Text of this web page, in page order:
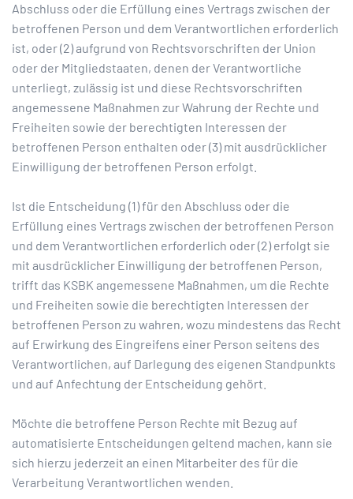
Abschluss oder die Erfüllung eines Vertrags zwischen der
betroffenen Person und dem Verantwortlichen erforderlich
ist, oder (2) aufgrund von Rechtsvorschriften der Union
oder der Mitgliedstaaten, denen der Verantwortliche
unterliegt, zulässig ist und diese Rechtsvorschriften
angemessene Maßnahmen zur Wahrung der Rechte und
Freiheiten sowie der berechtigten Interessen der
betroffenen Person enthalten oder (3) mit ausdrücklicher
Einwilligung der betroffenen Person erfolgt.
Ist die Entscheidung (1) für den Abschluss oder die
Erfüllung eines Vertrags zwischen der betroffenen Person
und dem Verantwortlichen erforderlich oder (2) erfolgt sie
mit ausdrücklicher Einwilligung der betroffenen Person,
trifft das KSBK angemessene Maßnahmen, um die Rechte
und Freiheiten sowie die berechtigten Interessen der
betroffenen Person zu wahren, wozu mindestens das Recht
auf Erwirkung des Eingreifens einer Person seitens des
Verantwortlichen, auf Darlegung des eigenen Standpunkts
und auf Anfechtung der Entscheidung gehört.
Möchte die betroffene Person Rechte mit Bezug auf
automatisierte Entscheidungen geltend machen, kann sie
sich hierzu jederzeit an einen Mitarbeiter des für die
Verarbeitung Verantwortlichen wenden.